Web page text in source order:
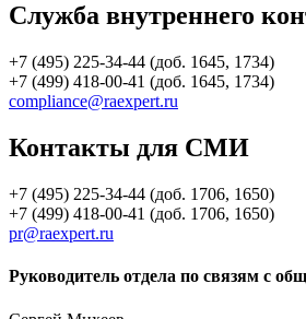
Служба внутреннего
+7 (495) 225-34-44 (доб. 1645, 1734)
+7 (499) 418-00-41 (доб. 1645, 1734)
compliance@raexpert.ru
Контакты для СМИ
+7 (495) 225-34-44 (доб. 1706, 1650)
+7 (499) 418-00-41 (доб. 1706, 1650)
pr@raexpert.ru
Руководитель отдела по связям с